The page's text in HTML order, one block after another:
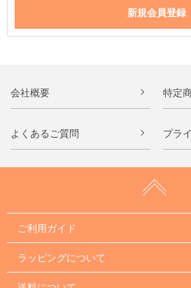
会社概要 特定
よくあるご質問 プラ
ご利用ガイド
ラッピングについて